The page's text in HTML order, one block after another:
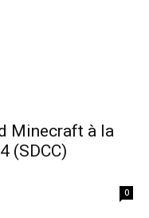
Minecraft à la
(SDCC)
0